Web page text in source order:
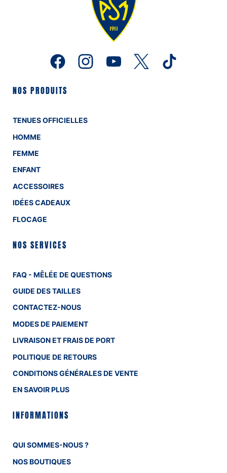
NOS PRODUITS
TENUES OFFICIELLES
HOMME
FEMME
ENFANT
ACCESSOIRES
IDÉES CADEAUX
FLOCAGE
NOS SERVICES
FAQ - MÊLÉE DE QUESTIONS
GUIDE DES TAILLES
CONTACTEZ-NOUS
MODES DE PAIEMENT
LIVRAISON ET FRAIS DE PORT
POLITIQUE DE RETOURS
CONDITIONS GÉNÉRALES DE VENTE
EN SAVOIR PLUS
INFORMATIONS
QUI SOMMES-NOUS ?
NOS BOUTIQUES